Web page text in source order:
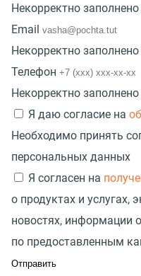
Некорректно
Email
Некорректно
Телефон
Некорректно
Я даю согласие на
Необходимо принять
персональных данных
Я согласен на
о продуктах и услугах,
новостях, информации
по предоставленным